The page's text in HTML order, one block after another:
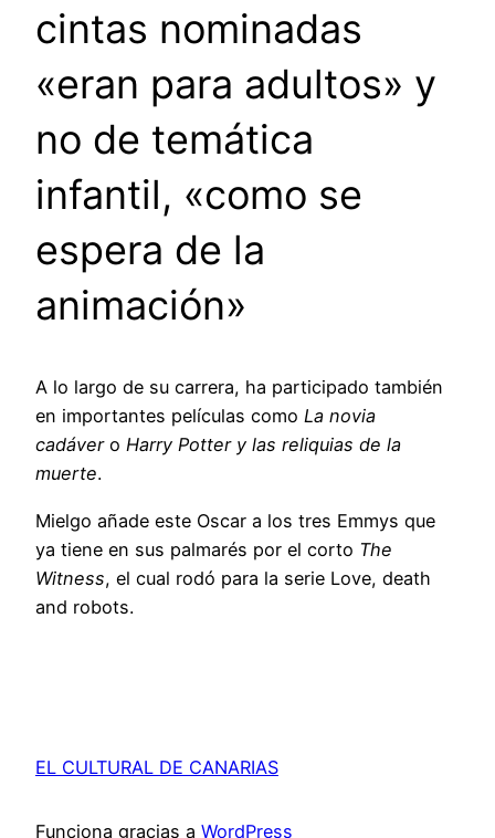
cintas nominadas
«eran para adultos» y
no de temática
infantil, «como se
espera de la
animación»
A lo largo de su carrera, ha participado también
en importantes películas como La novia
cadávero Harry Potter y las reliquias de la
muerte.
Mielgo añade este Oscar a los tres Emmys que
ya tiene en sus palmarés por el corto The
Witness, el cual rodó para la serie Love, death
and robots.
EL CULTURAL DE CANARIAS
Funciona gracias a WordPress